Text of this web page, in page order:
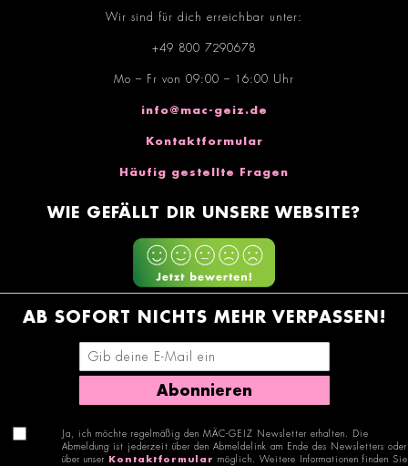
Wir sind für dich erreichbar unter:
+49 800 7290678
Mo – Fr von 09:00 – 16:00 Uhr
info@mac-geiz.de
Kontaktformular
Häufig gestellte Fragen
WIE GEFÄLLT DIR UNSERE WEBSITE?
AB SOFORT NICHTS MEHR VERPASSEN!
E-Mail-Adresse eingeben
Abonnieren
Ja, ich möchte regelmäßig den MÄC-GEIZ Newsletter erhalten. Die
Abmeldung ist jederzeit über den Abmeldelink am Ende des Newsletters oder
über unser
Kontaktformular möglich. Weitere Informationen finden Sie